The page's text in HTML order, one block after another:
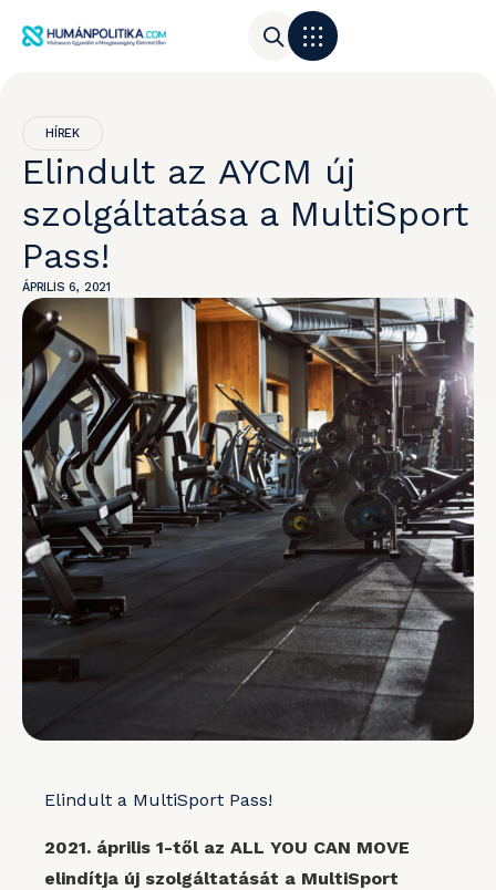
HÍREK
Elindult az AYCM új
szolgáltatása a MultiSport
Pass!
ÁPRILIS 6, 2021
Elindult a MultiSport Pass!
2021. április 1-től az ALL YOU CAN MOVE
elindítja új szolgáltatását a MultiSport